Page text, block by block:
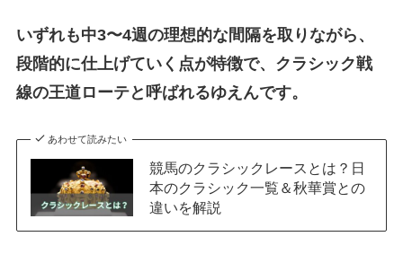
いずれも中3〜4週の理想的な間隔を取りながら、
段階的に仕上げていく点が特徴で、クラシック戦
線の王道ローテと呼ばれるゆえんです。
あわせて読みたい
競馬のクラシックレースとは？日
本のクラシック一覧＆秋華賞との
違いを解説